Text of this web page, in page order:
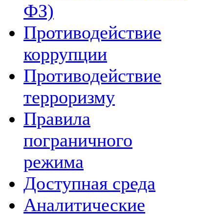
ФЗ)
Противодействие
коррупции
Противодействие
терроризму
Правила
пограничного
режима
Доступная среда
Аналитические